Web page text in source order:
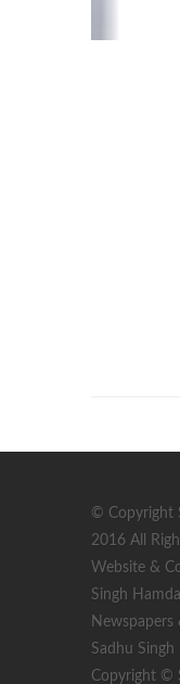
© Copyright
2016 All
Website &
Singh
Sadhu
Copyright ©